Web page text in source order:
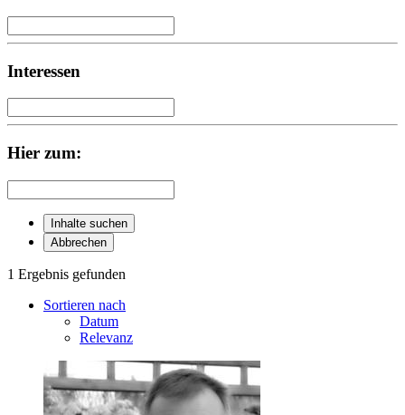
Interessen
Hier zum:
Inhalte suchen
Abbrechen
1 Ergebnis gefunden
Sortieren nach
Datum
Relevanz